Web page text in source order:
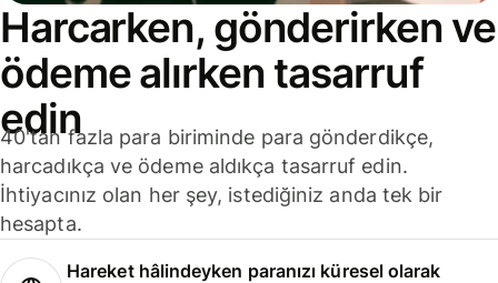
Harcarken, gönderirken ve
ödeme alırken tasarruf
edin
40'tan fazla para biriminde para gönderdikçe,
harcadıkça ve ödeme aldıkça tasarruf edin.
İhtiyacınız olan her şey, istediğiniz anda tek bir
hesapta.
Hareket hâlindeyken paranızı küresel olarak